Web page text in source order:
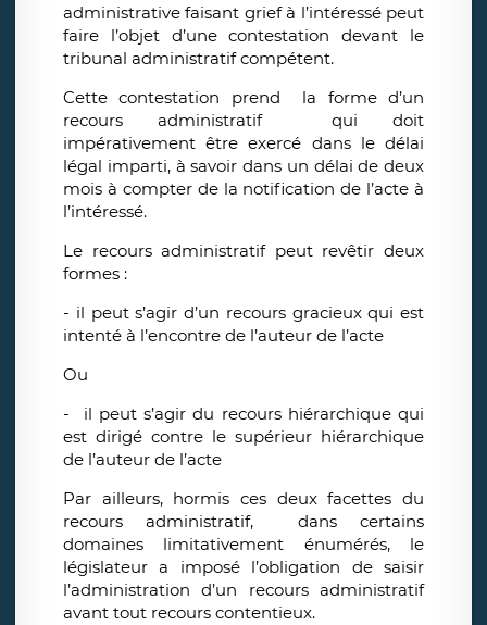
administrative faisant grief à l’intéressé peut
faire l’objet d’une contestation devant le
tribunal administratif compétent.
Cette contestation prend la forme d’un
recours administratif qui doit
impérativement être exercé dans le délai
légal imparti, à savoir dans un délai de deux
mois à compter de la notification de l’acte à
l’intéressé.
Le recours administratif peut revêtir deux
formes :
- il peut s’agir d’un recours gracieux qui est
intenté à l’encontre de l’auteur de l’acte
Ou
- il peut s’agir du recours hiérarchique qui
est dirigé contre le supérieur hiérarchique
de l’auteur de l’acte
Par ailleurs, hormis ces deux facettes du
recours administratif, dans certains
domaines limitativement énumérés, le
législateur a imposé l’obligation de saisir
l’administration d’un recours administratif
avant tout recours contentieux.